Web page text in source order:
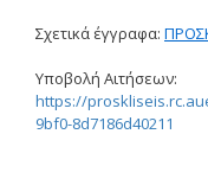
News
Σχετικά έγγραφα:
Υποβολή Αιτήσεων:
https://
9bf0-8d7186d40211